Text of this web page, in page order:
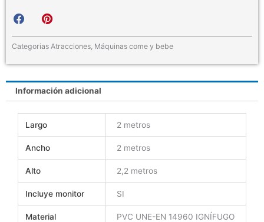
h
r
o
n
f
a
c
b
h
r
o
n
p
i
n
t
e
r
Categorias Atracciones Máquinas come y bebe
Información adicional
Largo 2 metros
Ancho 2 metros
Alto 2,2 metros
Incluye monitor SI
Material PVC UNE-EN 14960 IGNÍFUGO